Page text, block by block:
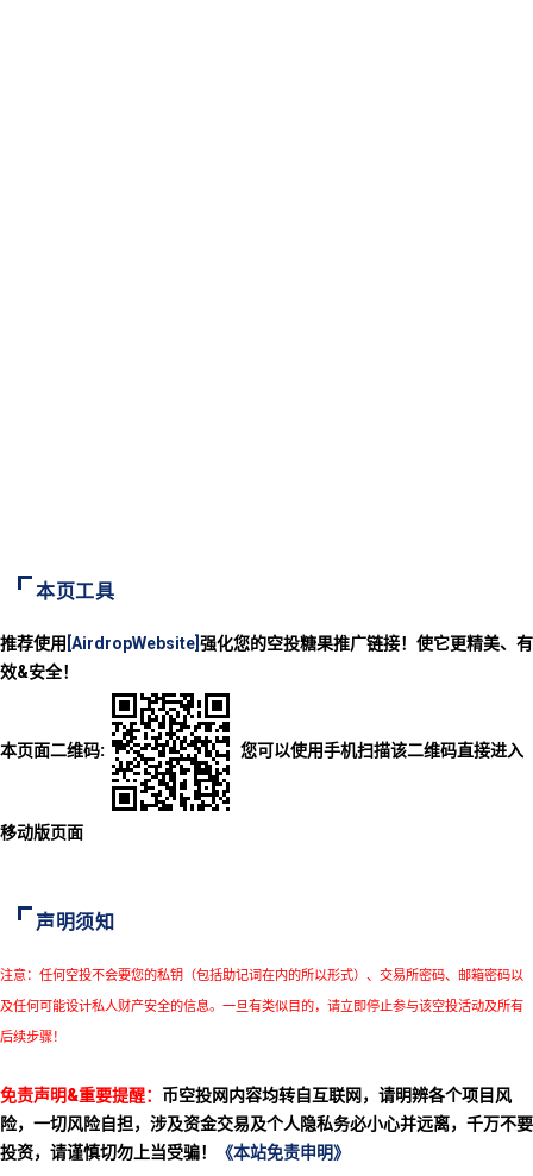
本页工具
推荐使用 [AirdropWebsite] 强化您的空投糖果推广链接！使它更精美、有
效&安全！
本页面二维码: 您可以使用手机扫描该二维码直接进入
移动版页面
声明须知
注意：任何空投不会要您的私钥（包括助记词在内的所以形式）、交易所密码、邮箱密码以
及任何可能设计私人财产安全的信息。一旦有类似目的，请立即停止参与该空投活动及所有
后续步骤！
免责声明&重要提醒： 币空投网内容均转自互联网，请明辨各个项目风
险，一切风险自担，涉及资金交易及个人隐私务必小心并远离，千万不要
投资，请谨慎切勿上当受骗！
《本站免责申明》